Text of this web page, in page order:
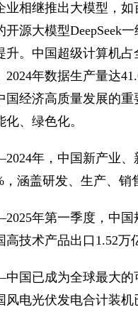
业相继推出大模型，如
开源大模型DeepSeek
升。中国超级计算机
2024年数据生产量达
国经济高质量发展的
化、绿色化。
年，中国新产业、
，涵盖研发、生产、销
年第一季度，中国
高技术产品出口1.52万
国已成为全球最大的
风电光伏发电合计装机